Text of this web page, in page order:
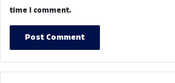
time I comment.